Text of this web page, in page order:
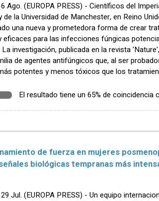
Ago. (EUROPA PRESS) - Científicos del
de la Universidad de Manchester, en Reino
una nueva y prometedora forma de crear
eficaces para las infecciones fúngicas
investigación, publicada en la revista
de agentes antifúngicos que, al ser
potentes y menos tóxicos que los
El resultado tiene un 65% de coincidencia
de fuerza en mujeres
biológicas tempranas más
Jul. (EUROPA PRESS) - Un equipo